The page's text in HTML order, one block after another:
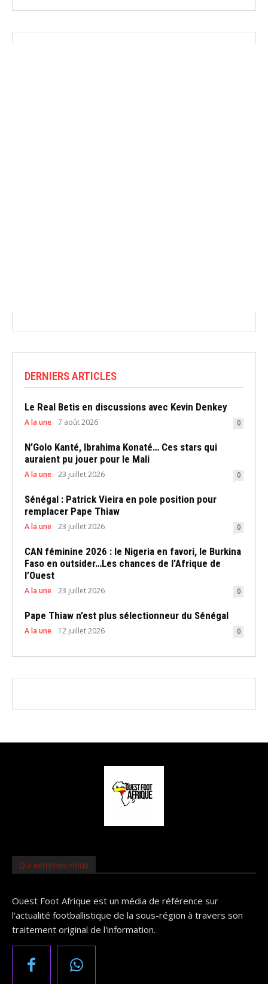
DERNIERS ARTICLES
Le Real Betis en discussions avec Kevin Denkey
A la une 7 août 2026 0
N’Golo Kanté, Ibrahima Konaté… Ces stars qui
auraient pu jouer pour le Mali
A la une 23 juillet 2026 0
Sénégal : Patrick Vieira en pole position pour
remplacer Pape Thiaw
A la une 23 juillet 2026 0
CAN féminine 2026 : le Nigeria en favori, le Burkina
Faso en outsider…Les chances de l’Afrique de
l’Ouest
A la une 23 juillet 2026 0
Pape Thiaw n’est plus sélectionneur du Sénégal
A la une 12 juillet 2026 0
Qui sommes-nous
Ouest Foot Afrique est un média de référence sur
l'actualité footballistique de la sous-région à travers son
traitement original de l'information.